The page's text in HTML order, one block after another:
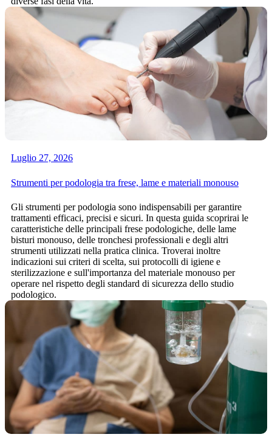
Luglio 27, 2026
Strumenti per podologia tra frese, lame e materiali monouso
Gli strumenti per podologia sono indispensabili per garantire
trattamenti efficaci, precisi e sicuri. In questa guida scoprirai le
caratteristiche delle principali frese podologiche, delle lame
bisturi monouso, delle tronchesi professionali e degli altri
strumenti utilizzati nella pratica clinica. Troverai inoltre
indicazioni sui criteri di scelta, sui protocolli di igiene e
sterilizzazione e sull'importanza del materiale monouso per
operare nel rispetto degli standard di sicurezza dello studio
podologico.